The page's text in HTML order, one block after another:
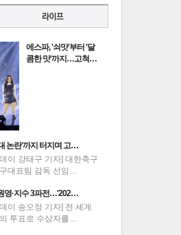
에스파, '쇠맛'부터 '달
콤한 맛'까지…고척…
논란'까지 터지며 고…
이 강태구 기자] 대한축구
대표팀 감독 선임…
영·지수 3파전…'202…
이 송오정 기자] 전 세계
투표로 수상자를…